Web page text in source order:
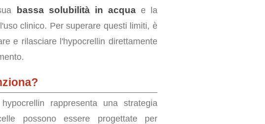
bassa solubilità in acquae la
clinico. Per superare questi limiti, è
e rilasciare l'hypocrellin direttamente
rappresenta una strategia
possono essere progettate per